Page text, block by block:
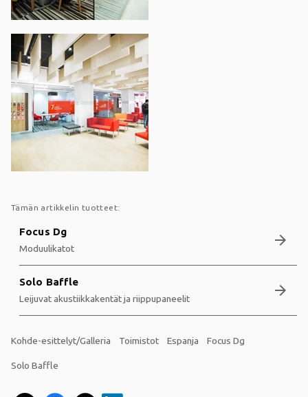
Tämän artikkelin tuotteet:
Focus Dg
Moduulikatot arrow_forward
Solo Baffle
Leijuvat akustiikkakentät ja riippupaneelit arrow_forward
Kohde-esittelyt/Galleria Toimistot Espanja Focus Dg
Solo Baffle